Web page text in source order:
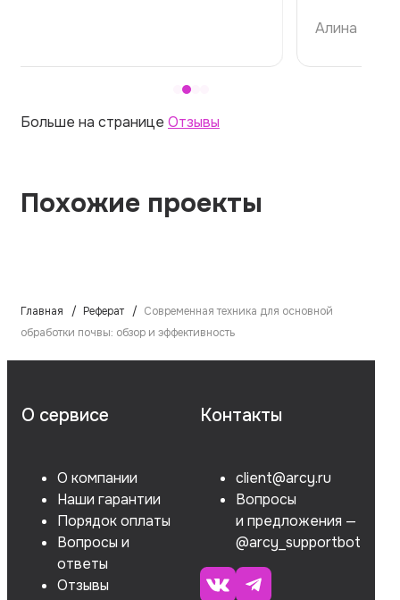
Больше на странице Отзывы
Похожие проекты
Главная Реферат
Современная техника для основной
обработки почвы: обзор и эффективность
О сервисе
О компании
Наши гарантии
Порядок оплаты
Вопросы и
ответы
Отзывы
Контакты
client@arcy.ru
Вопросы
и предложения —
@arcy_supportbot